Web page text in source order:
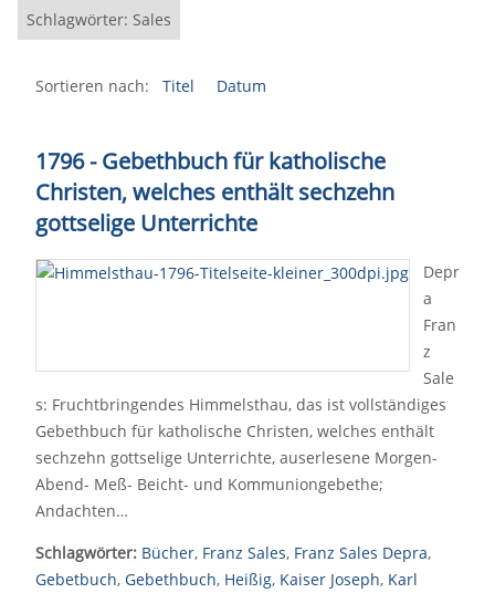
Schlagwörter: Sales
Sortieren nach: Titel Datum
1796 - Gebethbuch für katholische
Christen, welches enthält sechzehn
gottselige Unterrichte
Depr
a
Fran
z
Sale
s: Fruchtbringendes Himmelsthau, das ist vollständiges
Gebethbuch für katholische Christen, welches enthält
sechzehn gottselige Unterrichte, auserlesene Morgen-
Abend- Meß- Beicht- und Kommuniongebethe;
Andachten…
Schlagwörter: Bücher, Franz Sales, Franz Sales Depra,
Gebetbuch, Gebethbuch, Heißig, Kaiser Joseph, Karl